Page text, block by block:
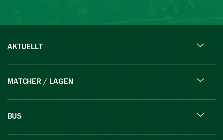
AKTUELLT
MATCHER / LAGEN
BUS